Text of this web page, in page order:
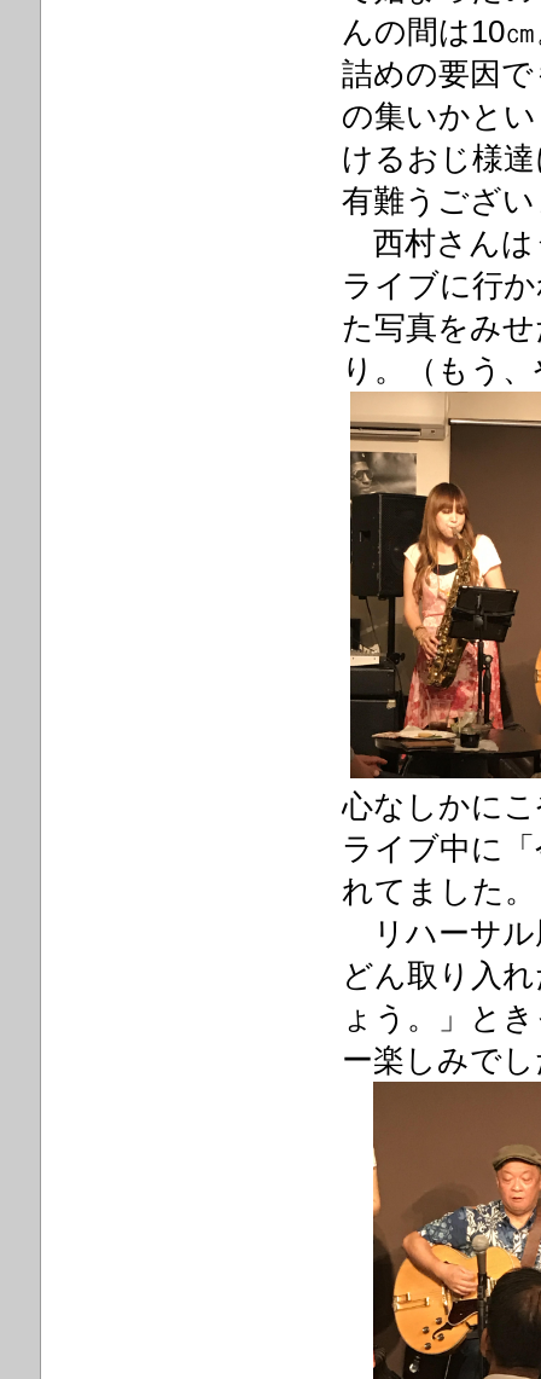
んの間は10
詰めの要因
の集いかと
けるおじ様
有難うござ
西村さんは
ライブに行
た写真をみ
り。（もう
心なしかに
ライブ中に
れてました。
リハーサル
どん取り入
ょう。」と
ー楽しみで